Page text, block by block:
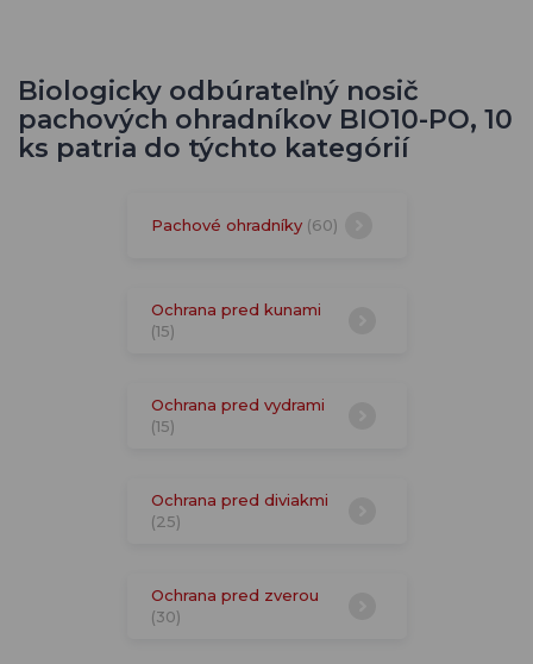
Biologicky odbúrateľný nosič
pachových ohradníkov BIO10-PO, 10
ks patria do týchto kategórií
Pachové ohradníky (60)
Ochrana pred kunami
(15)
Ochrana pred vydrami
(15)
Ochrana pred diviakmi
(25)
Ochrana pred zverou
(30)